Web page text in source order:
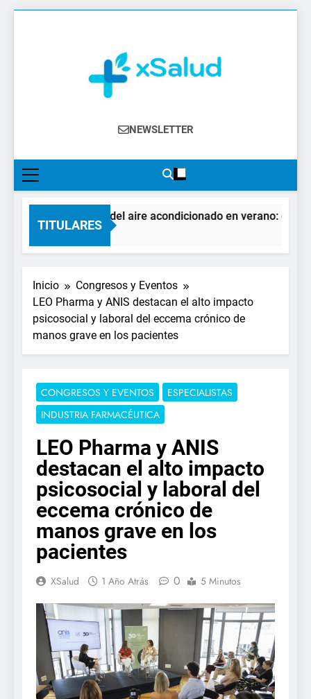
XSalud
Noticias Del Sector Salud. Congresos Y
Farmacéutica, Atención Primaria,
Especialistas, Farmacia, Etc…
NEWSLETTER
TITULARES
El impacto del aire acondicionado en verano:
2 Días Atrás
Inicio
Congresos y Eventos
LEO Pharma y ANIS destacan el alto impacto
psicosocial y laboral del eccema crónico de
manos grave en los pacientes
CONGRESOS Y EVENTOS
ESPECIALISTAS
INDUSTRIA FARMACÉUTICA
LEO Pharma y ANIS
destacan el alto impacto
psicosocial y laboral del
eccema crónico de
manos grave en los
pacientes
XSalud 1 Año Atrás 0 5 Minutos